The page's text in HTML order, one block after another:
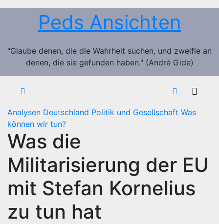
Zum
Peds Ansichten
"Glaube denen, die die Wahrheit suchen, und zweifle an
denen, die sie gefunden haben." (André Gide)
Analysen Deutschland Politik und Gesellschaft Was
können wir tun?
Was die
Militarisierung der EU
mit Stefan Kornelius
zu tun hat